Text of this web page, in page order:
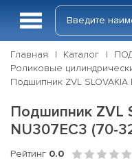
Главная Каталог
Роликовые
Подшипник ZVL SLOVAKIA
Подшипник ZVL
NU307EC3 (70-
Рейтинг 0.0